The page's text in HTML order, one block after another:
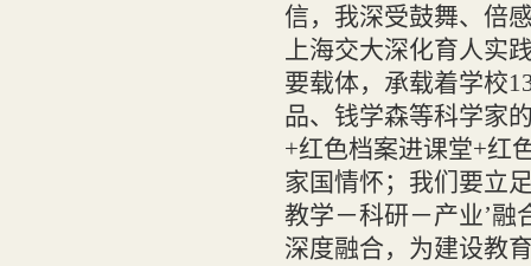
信，我深受鼓舞、倍
上海交大深化育人实
要载体，承载着学校
品、钱学森等科学家
+红色档案进课堂+红
家国情怀；我们要立
教学－科研－产业’
深度融合，为建设教